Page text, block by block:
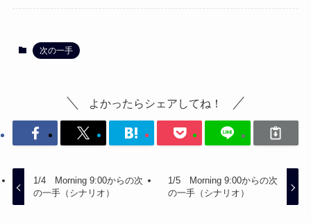
次の一手
よかったらシェアしてね！
1/4 Morning 9:00からの次
の一手（シナリオ）
1/5 Morning 9:00からの次
の一手（シナリオ）